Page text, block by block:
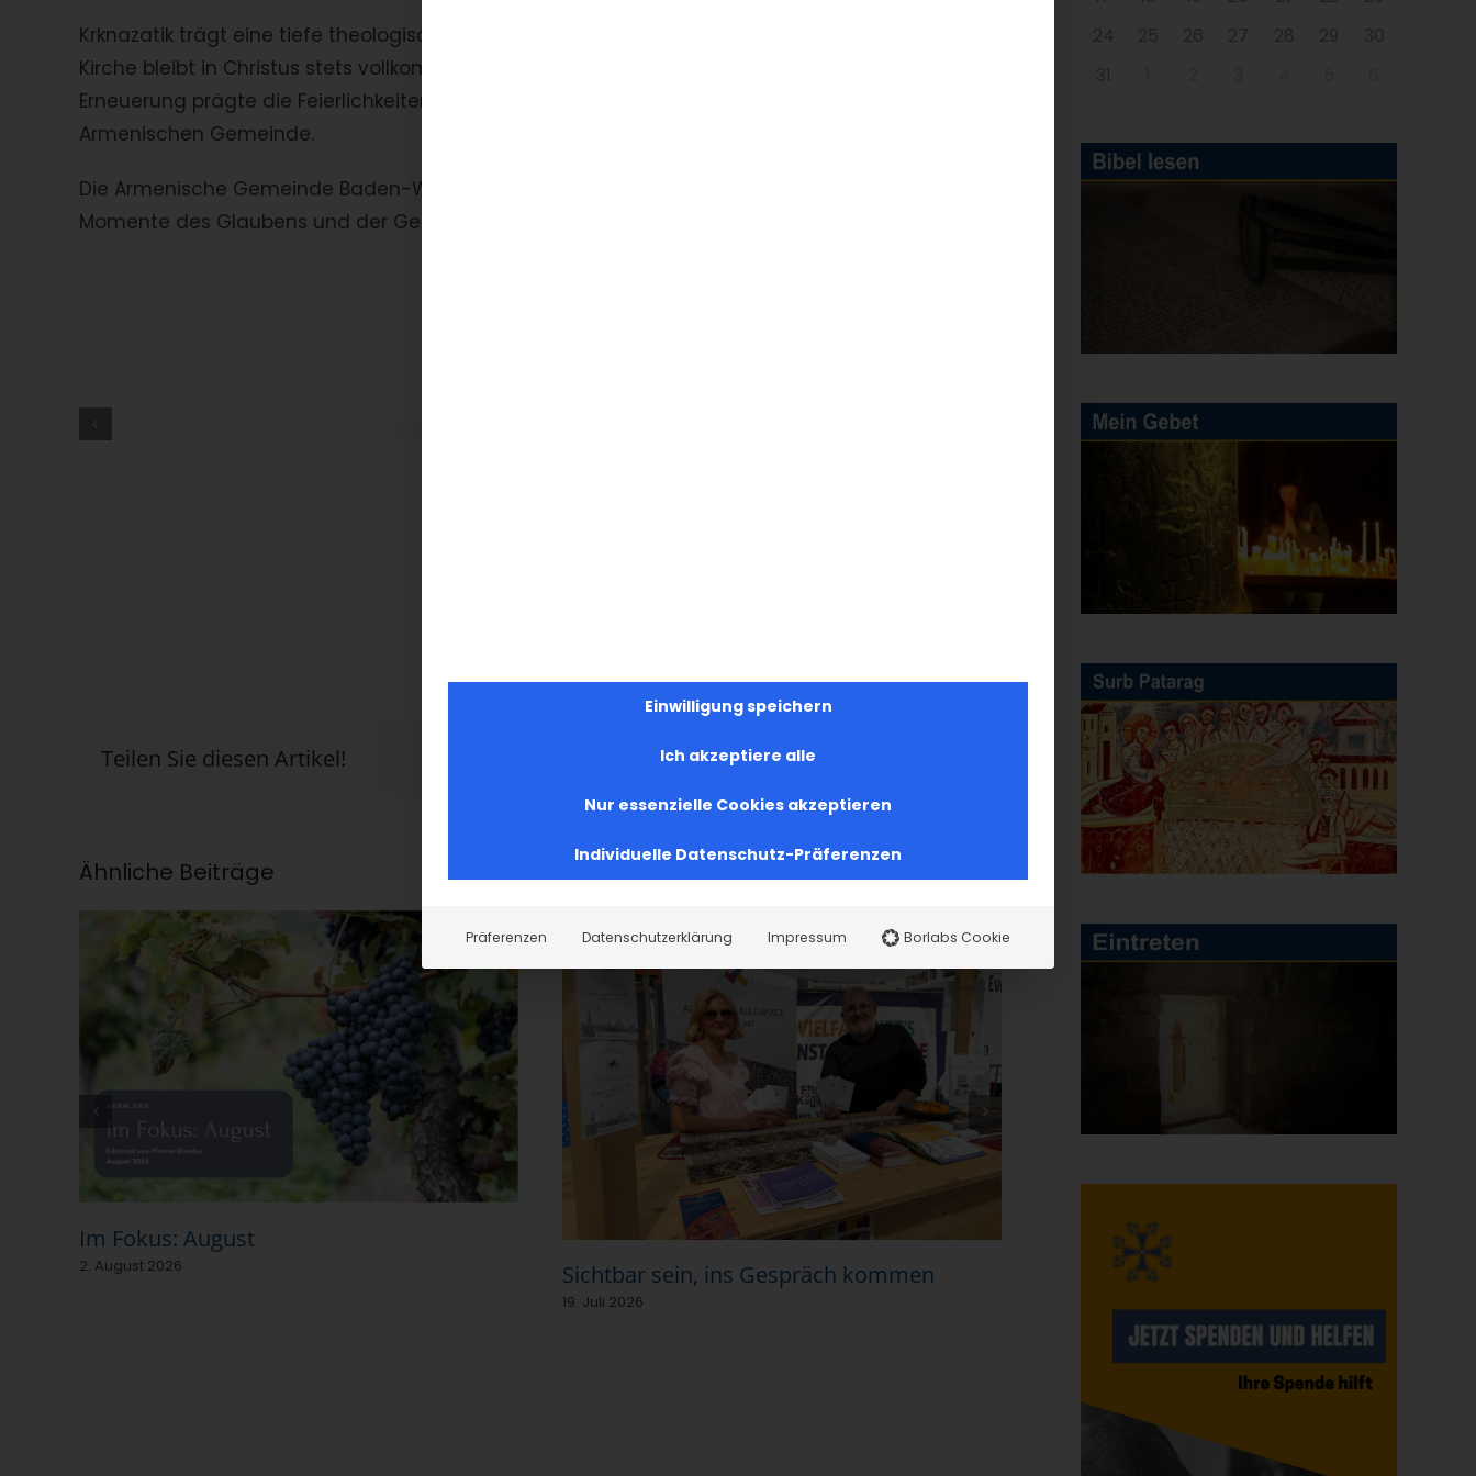
Krknazatik trägt eine tiefe theologische Symbolik: Die Natur erneuert sich im Frühling, doch die
Kirche bleibt in Christus stets vollkommen und altert nicht. Diese Botschaft der Hoffnung und
Erneuerung prägte die Feierlichkeiten und stärkte das Gemeinschaftsgefühl innerhalb der
Armenischen Gemeinde.
Die Armenische Gemeinde Baden-Württemberg freut sich, auch in Zukunft solche besonderen
Momente des Glaubens und der Gemeinschaft zu begehen.
Teilen Sie diesen Artikel! Facebook
X LinkedIn
Ähnliche Beiträge
Im Fokus: August
2. August 2026 Sichtbar sein, ins Gespräch kommen
19. Juli 2026
Einwilligung speichern
Ich akzeptiere alle
Nur essenzielle Cookies akzeptieren
Individuelle Datenschutz-Präferenzen
Präferenzen Datenschutzerklärung Impressum Borlabs Cookie